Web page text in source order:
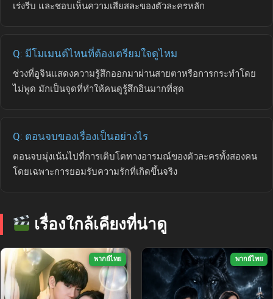
เร่งรีบ และชอบเห็นความเสียสละของตัวละครหลัก
Q: มีโมเมนต์ไหนที่ต้องเตรียมใจดูไหม
ช่วงที่อูจินแสดงความรู้สึกออกมาผ่านสายตาหรือการกระทำโดย
ไม่พูด มักเป็นจุดที่ทำให้คนดูรู้สึกอินมากที่สุด
Q: ตอนจบของเรื่องเป็นอย่างไร
ตอนจบมุ่งเน้นไปที่การเติบโตทางอารมณ์ของตัวละครทั้งสองคน
โดยเฉพาะการยอมรับความรักที่เกิดขึ้นจริง
เรื่องใกล้เคียงที่น่าดู
พากย์ไทย พากย์ไทย